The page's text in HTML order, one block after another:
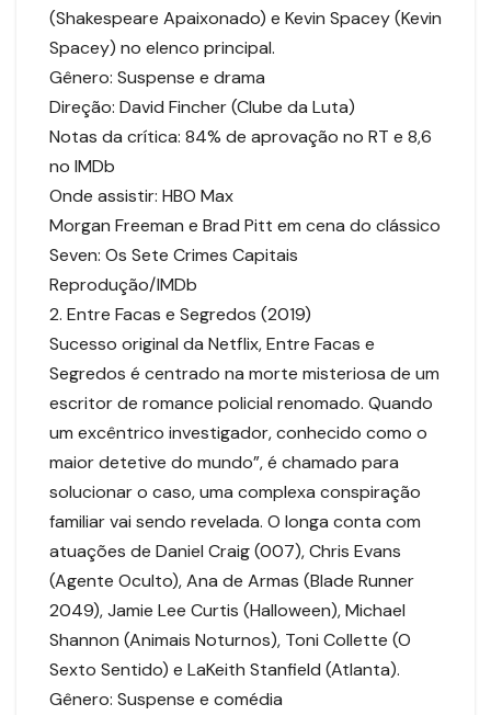
(Shakespeare Apaixonado) e Kevin Spacey (Kevin
Spacey) no elenco principal.
Gênero: Suspense e drama
Direção: David Fincher (Clube da Luta)
Notas da crítica: 84% de aprovação no RT e 8,6
no IMDb
Onde assistir: HBO Max
Morgan Freeman e Brad Pitt em cena do clássico
Seven: Os Sete Crimes Capitais
Reprodução/IMDb
2. Entre Facas e Segredos (2019)
Sucesso original da Netflix, Entre Facas e
Segredos é centrado na morte misteriosa de um
escritor de romance policial renomado. Quando
um excêntrico investigador, conhecido como o
maior detetive do mundo”, é chamado para
solucionar o caso, uma complexa conspiração
familiar vai sendo revelada. O longa conta com
atuações de Daniel Craig (007), Chris Evans
(Agente Oculto), Ana de Armas (Blade Runner
2049), Jamie Lee Curtis (Halloween), Michael
Shannon (Animais Noturnos), Toni Collette (O
Sexto Sentido) e LaKeith Stanfield (Atlanta).
Gênero: Suspense e comédia